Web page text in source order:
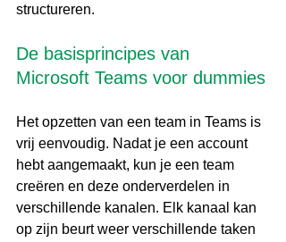
structureren.
De basisprincipes van
Microsoft Teams voor dummies
Het opzetten van een team in Teams is
vrij eenvoudig. Nadat je een account
hebt aangemaakt, kun je een team
creëren en deze onderverdelen in
verschillende kanalen. Elk kanaal kan
op zijn beurt weer verschillende taken